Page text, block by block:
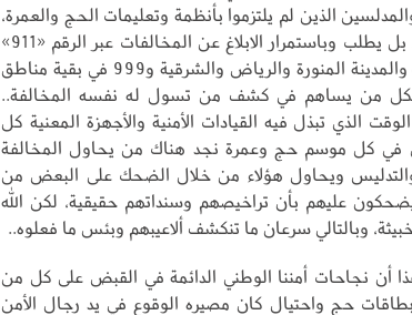
الذين لم يلتزموا بأنظمة وتعليمات الحج والعمرة،
مع أن الأمن العام يعلن بل يطلب وباستمرار الابلاغ عن المخالفات عبر الرقم «911»
في مناطق مكة المكرمة والمدينة المنورة والرياض والشرقية و999 في بقية مناطق
لكل من يساهم في كشف من تسول له نفسه المخالفة..
الذي تبذل فيه القيادات الأمنية والأجهزة المعنية كل
في كل موسم حج وعمرة نجد هناك من يحاول المخالفة
والتدليس ويحاول هؤلاء من خلال الضحك على البعض من
عليهم بأن تراخيصهم وسنداتهم حقيقية، لكن الله
وبالتالي سرعان ما تنكشف ألاعيبهم وبئس ما فعلوه..
أن نجاحات أمننا الوطني الدائمة في القبض على كل من
حج واحتيال كان مصيره الوقوع في يد رجال الأمن